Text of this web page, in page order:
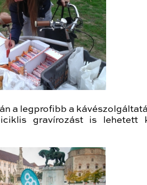
a legprofibb a
gravírozást is lehetett